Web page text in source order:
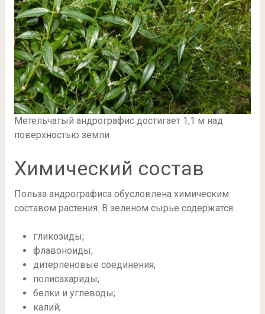
Метельчатый андрографис достигает 1,1 м над
поверхностью земли
Химический состав
Польза андрографиса обусловлена химическим
составом растения. В зеленом сырье содержатся:
гликозиды;
флавоноиды;
дитерпеновые соединения;
полисахариды;
белки и углеводы;
калий;